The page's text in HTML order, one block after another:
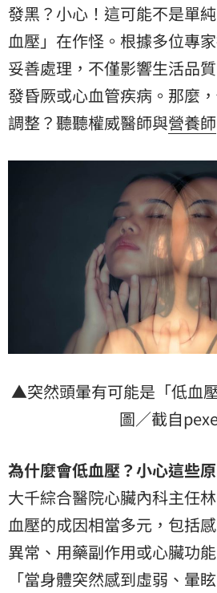
發黑？小心！這可能不是單
血壓 」在作怪。根據多位專
妥善處理，不僅影響生活品
發昏厥或心血管疾病。那麼
調整？聽聽權威醫師與營養師
▲突然頭暈有可能是「低血
圖／截自
為什麼會低血壓？小心這些
大千綜合醫院心臟內科主任
血壓的成因相當多元，包括
異常、用藥副作用或心臟功
「當身體突然感到虛弱、暈